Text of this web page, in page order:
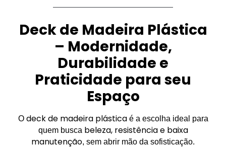
Deck de Madeira Plástica
– Modernidade,
Durabilidade e
Praticidade para seu
Espaço
O deck de madeira plásticaé a escolha ideal para
quem busca beleza, resistência e baixa
manutenção, sem abrir mão da sofisticação.